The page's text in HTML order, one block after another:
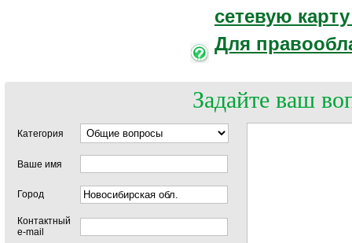
сетевую
Для
Задайте ваш
Категория
Ваше имя
Город
Контактный
e-mail